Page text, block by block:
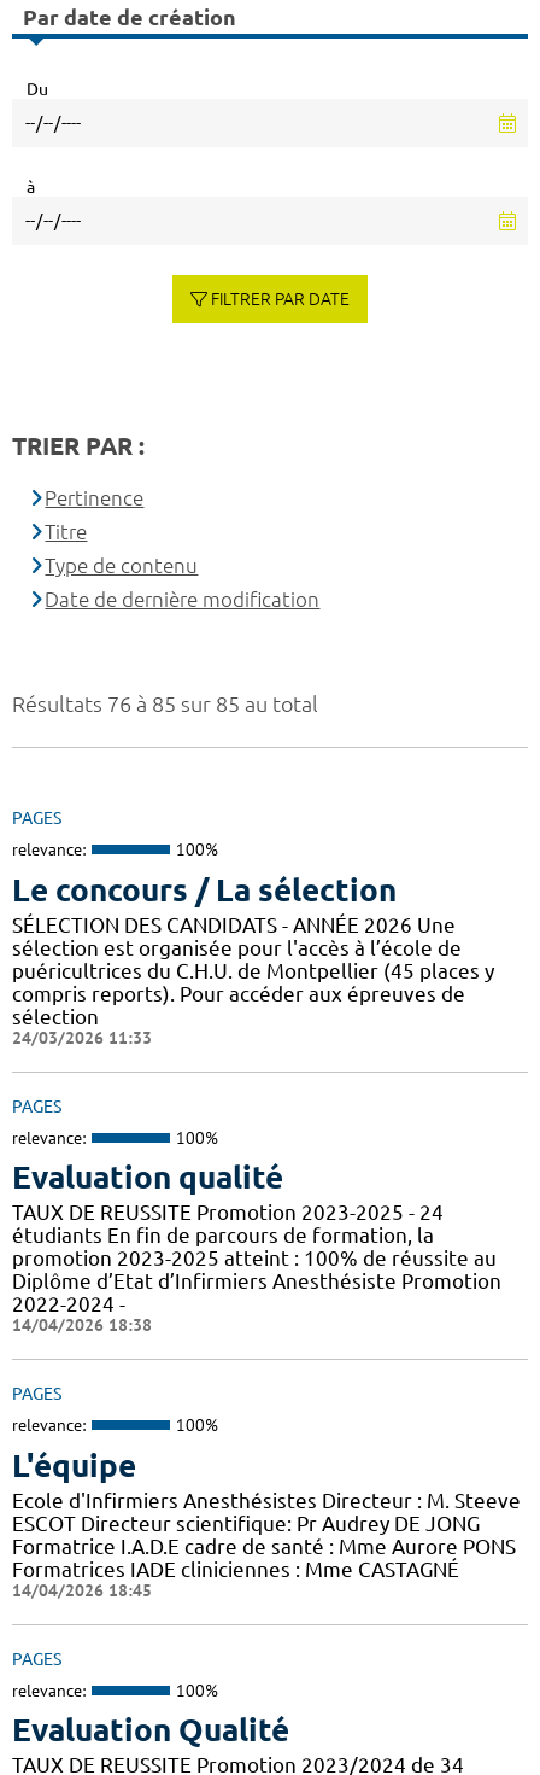
Résultats 76 à 85 sur 85 au total
PAGES
relevance: 100%
Le concours / La sélection
SÉLECTION DES CANDIDATS - ANNÉE 2026 Une
sélection est organisée pour l'accès à l’école de
puéricultrices du C.H.U. de Montpellier (45 places y
compris reports). Pour accéder aux épreuves de
sélection
24/03/2026 11:33
PAGES
relevance: 100%
Evaluation qualité
TAUX DE REUSSITE Promotion 2023-2025 - 24
étudiants En fin de parcours de formation, la
promotion 2023-2025 atteint : 100% de réussite au
Diplôme d’Etat d’Infirmiers Anesthésiste Promotion
2022-2024 -
14/04/2026 18:38
PAGES
relevance: 100%
L'équipe
Ecole d'Infirmiers Anesthésistes Directeur : M. Steeve
ESCOT Directeur scientifique: Pr Audrey DE JONG
Formatrice I.A.D.E cadre de santé : Mme Aurore PONS
Formatrices IADE cliniciennes : Mme CASTAGNÉ
14/04/2026 18:45
PAGES
relevance: 100%
Evaluation Qualité
TAUX DE REUSSITE Promotion 2023/2024 de 34
Par date de création
Du
à
FILTRER PAR DATE
TRIER PAR :
Pertinence
Titre
Type de contenu
Date de dernière modification